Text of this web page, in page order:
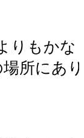
りもかな
所にあ